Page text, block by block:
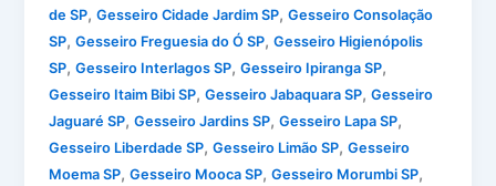
de SP,Gesseiro Cidade Jardim SP,Gesseiro Consolação
SP,Gesseiro Freguesia do Ó SP,Gesseiro Higienópolis
SP,Gesseiro Interlagos SP,Gesseiro Ipiranga SP,
Gesseiro Itaim Bibi SP,Gesseiro Jabaquara SP,Gesseiro
Jaguaré SP,Gesseiro Jardins SP,Gesseiro Lapa SP,
Gesseiro Liberdade SP,Gesseiro Limão SP,Gesseiro
Moema SP,Gesseiro Mooca SP,Gesseiro Morumbi SP,